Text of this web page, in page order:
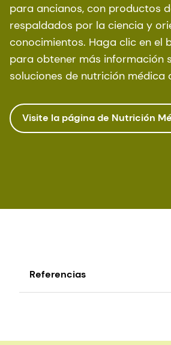
para ancianos, con productos
respaldados por la ciencia y
conocimientos. Haga clic en el
para obtener más información
soluciones de nutrición médica
Visite la página de Nutrición
Referencias